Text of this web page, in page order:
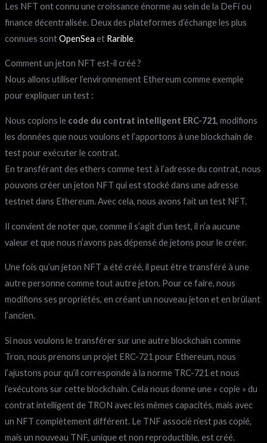
Les NFT ont connu une croissance énorme au sein de la DeFi ou
finance décentralisée. Deux des plateformes d’échange les plus
connues sontOpenSea et Rarible.
Comment un jeton NFT est-il créé ?
Nous allons utiliser l’environnement Ethereum comme exemple
pour expliquer un test :
Nous copions le code du contrat intelligent ERC-721, modifions
les données que nous voulons et l’apportons à une blockchain de
test pour exécuter le contrat.
En transférant des ethers comme test à l’adresse du contrat, nous
pouvons créer un jeton NFT qui est stocké dans une adresse
testnet dans Ethereum. Avec cela, nous avons fait un test NFT.
Il convient de noter que, comme il s’agit d’un test, il n’a aucune
valeur et que nous n’avons pas dépensé de jetons pour le créer.
Une fois qu’un jeton NFT a été créé, il peut être transféré à une
autre personne comme tout autre jeton. Pour ce faire, nous
modifions ses propriétés, en créant un nouveau jeton et en brûlant
l’ancien.
Si nous voulons le transférer sur une autre blockchain comme
Tron, nous prenons un projet ERC-721 pour Ethereum, nous
l’ajustons pour qu’il corresponde à la norme TRC-721 et nous
l’exécutons sur cette blockchain. Cela nous donne une « copie » du
contrat intelligent de TRON avec les mêmes capacités, mais avec
un NFT complètement différent. Le TNF associé n’est pas copié,
mais un nouveau TNF, unique et non reproductible, est créé.